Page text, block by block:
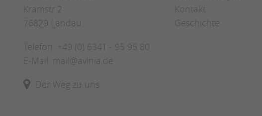
Kramstr.2
76829 Landau
Telefon: +49 (0) 6341 - 95 95 80
E-Mail:
mail@avinia.de
Der Weg zu uns
Kontakt
Geschichte